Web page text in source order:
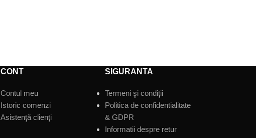
CONT
Contul meu
Istoric comenzi
Asistenţă clienţi
SIGURANTA
Termeni şi condiţii
Politica de confidentialitate
& GDPR
Informatii despre retur